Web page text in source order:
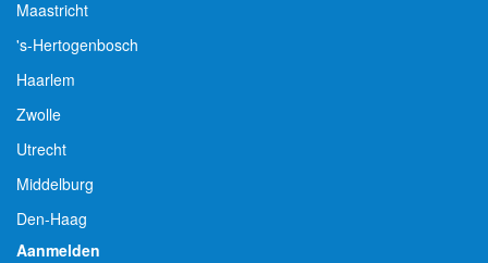
Maastricht
's-Hertogenbosch
Haarlem
Zwolle
Utrecht
Middelburg
Den-Haag
Aanmelden